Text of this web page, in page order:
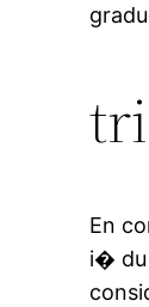
En
i� du